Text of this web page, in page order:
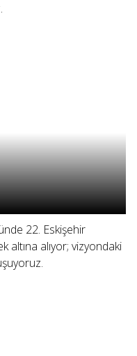
22. Eskişehir
altına alıyor; vizyondaki